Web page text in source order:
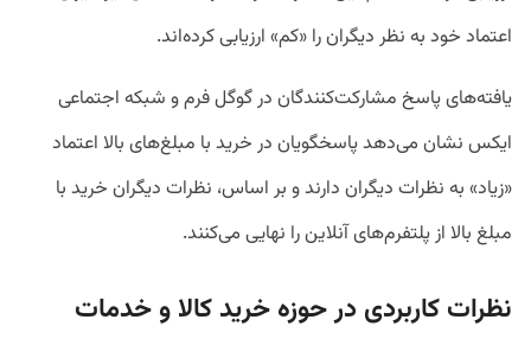
اعتماد خود به نظر دیگران را «کم» ارزیابی کرده‌اند.
یافته‌های پاسخ مشارکت‌کنندگان در گوگل فرم و شبکه اجتماعی
ایکس نشان می‌دهد پاسخگویان در خرید با مبلغ‌های بالا اعتماد
«زیاد» به نظرات دیگران دارند و بر اساس، نظرات دیگران خرید با
مبلغ بالا از پلتفرم‌های آنلاین را نهایی می‌کنند.
نظرات کاربردی در حوزه خرید کالا و خدمات